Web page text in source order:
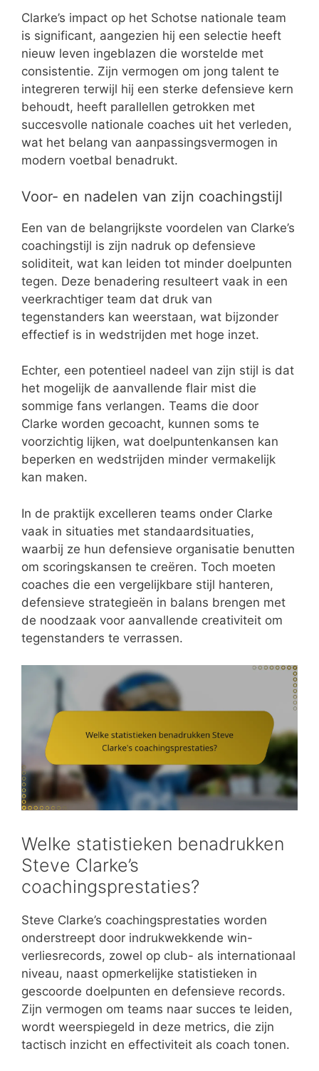
Clarke’s impact op het Schotse nationale team
is significant, aangezien hij een selectie heeft
nieuw leven ingeblazen die worstelde met
consistentie. Zijn vermogen om jong talent te
integreren terwijl hij een sterke defensieve kern
behoudt, heeft parallellen getrokken met
succesvolle nationale coaches uit het verleden,
wat het belang van aanpassingsvermogen in
modern voetbal benadrukt.
Voor- en nadelen van zijn coachingstijl
Een van de belangrijkste voordelen van Clarke’s
coachingstijl is zijn nadruk op defensieve
soliditeit, wat kan leiden tot minder doelpunten
tegen. Deze benadering resulteert vaak in een
veerkrachtiger team dat druk van
tegenstanders kan weerstaan, wat bijzonder
effectief is in wedstrijden met hoge inzet.
Echter, een potentieel nadeel van zijn stijl is dat
het mogelijk de aanvallende flair mist die
sommige fans verlangen. Teams die door
Clarke worden gecoacht, kunnen soms te
voorzichtig lijken, wat doelpuntenkansen kan
beperken en wedstrijden minder vermakelijk
kan maken.
In de praktijk excelleren teams onder Clarke
vaak in situaties met standaardsituaties,
waarbij ze hun defensieve organisatie benutten
om scoringskansen te creëren. Toch moeten
coaches die een vergelijkbare stijl hanteren,
defensieve strategieën in balans brengen met
de noodzaak voor aanvallende creativiteit om
tegenstanders te verrassen.
Welke statistieken benadrukken
Steve Clarke’s
coachingsprestaties?
Steve Clarke’s coachingsprestaties worden
onderstreept door indrukwekkende win-
verliesrecords, zowel op club- als internationaal
niveau, naast opmerkelijke statistieken in
gescoorde doelpunten en defensieve records.
Zijn vermogen om teams naar succes te leiden,
wordt weerspiegeld in deze metrics, die zijn
tactisch inzicht en effectiviteit als coach tonen.